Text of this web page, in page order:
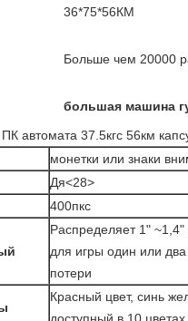
36*75*56КМ
Больше чем 20000
большая машина
автомата 37.5кгс 56км
монетки или знаки
Дя<28>
400пкс
Распределяет 1"
для игры один или
потери
Красный цвет, синь